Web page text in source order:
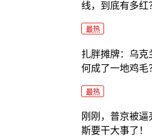
线，到底有多红
最热
扎胖摊牌：乌克
何成了一地鸡毛
最热
刚刚，普京被逼
斯要干大事了！